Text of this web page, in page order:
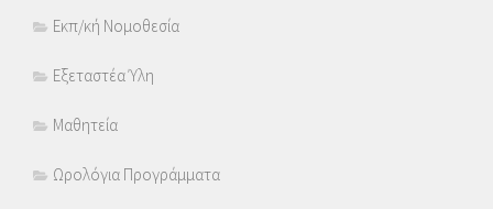
Εκπ/κή Νομοθεσία
Εξεταστέα Ύλη
Μαθητεία
Ωρολόγια Προγράμματα